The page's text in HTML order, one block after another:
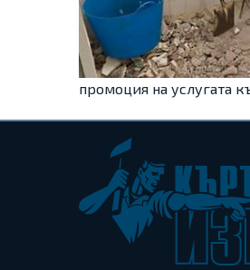
промоция на услугата